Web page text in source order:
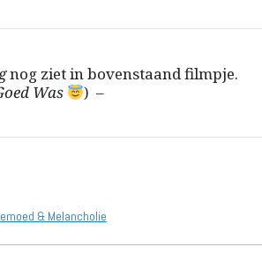
nog ziet in bovenstaand filmpje.
Was
) –
& Melancholie